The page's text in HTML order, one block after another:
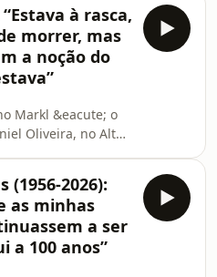
à rasca,
morrer, mas
a noção do
Markl &eacute; o
Oliveira, no Alta
e apresentador do
pela
que
dois AVCs
(1956-2026):
as minhas
a ser
a 100 anos”